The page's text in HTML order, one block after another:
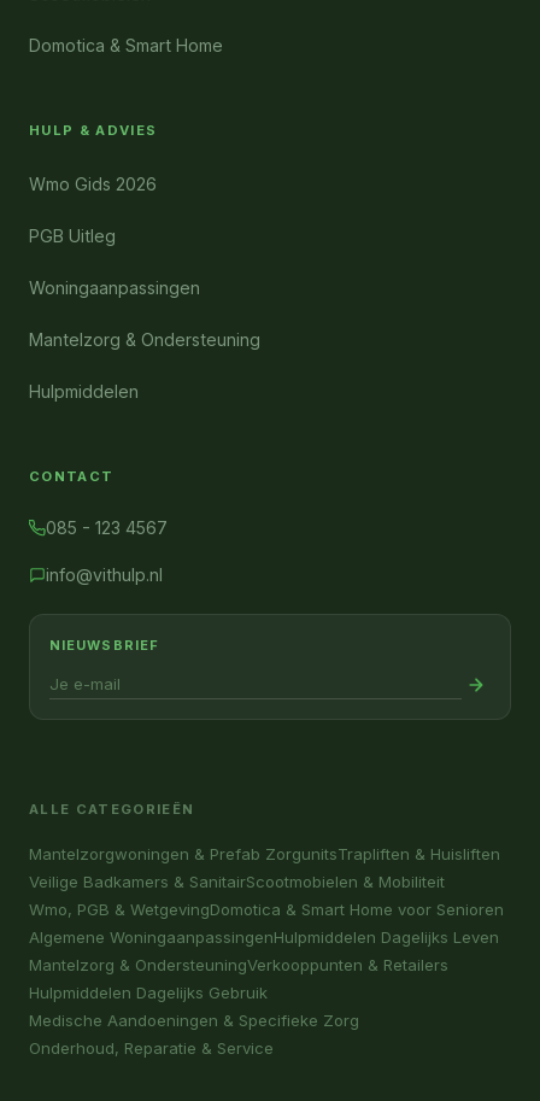
Domotica & Smart Home
HULP & ADVIES
Wmo Gids 2026
PGB Uitleg
Woningaanpassingen
Mantelzorg & Ondersteuning
Hulpmiddelen
CONTACT
085 - 123 4567
info@vithulp.nl
NIEUWSBRIEF
ALLE CATEGORIEËN
Mantelzorgwoningen & Prefab ZorgunitsTrapliften & Huisliften
Veilige Badkamers & SanitairScootmobielen & Mobiliteit
Wmo, PGB & WetgevingDomotica & Smart Home voor Senioren
Algemene WoningaanpassingenHulpmiddelen Dagelijks Leven
Mantelzorg & OndersteuningVerkooppunten & Retailers
Hulpmiddelen Dagelijks Gebruik
Medische Aandoeningen & Specifieke Zorg
Onderhoud, Reparatie & Service